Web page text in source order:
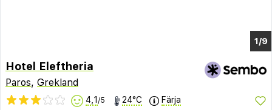
1/5
Hotel Eleftheria
Paros, Grekland
4,1 /5 24°C Färja